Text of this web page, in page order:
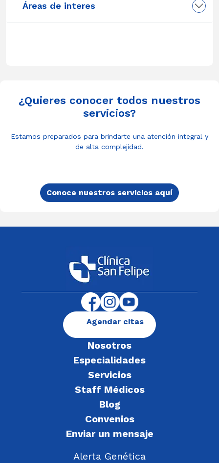
Áreas de interes
¿Quieres conocer todos nuestros
servicios?
Estamos preparados para brindarte una atención integral y
de alta complejidad.
Conoce nuestros servicios aquí
Nosotros
Especialidades
Servicios
Staff Médicos
Blog
Convenios
Enviar un mensaje
Alerta Genética
Agendar citas